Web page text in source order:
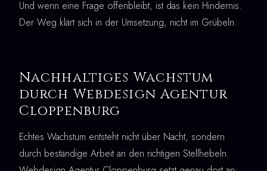
Und wenn eine Frage offenbleibt, ist das kein Hindernis.
Der Weg klärt sich in der Umsetzung, nicht im Grübeln.
Nachhaltiges Wachstum
durch Webdesign Agentur
Cloppenburg
Echtes Wachstum entsteht nicht über Nacht, sondern
durch beständige Arbeit an den richtigen Stellhebeln.